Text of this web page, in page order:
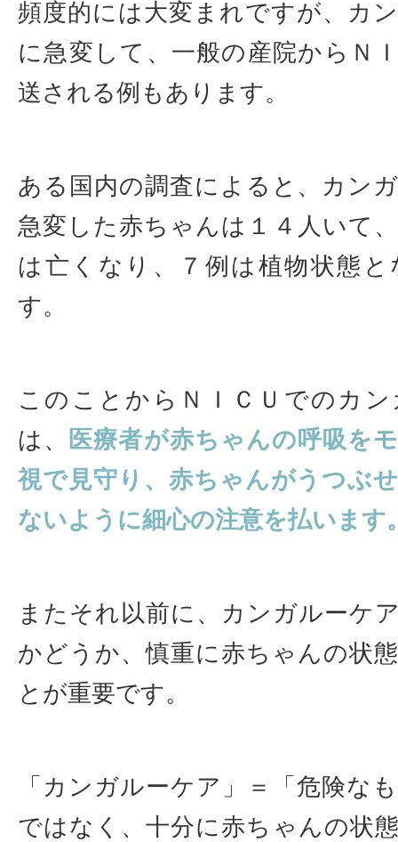
頻度的には大変まれですが、カ
に急変して、一般の産院からＮ
送される例もあります。
ある国内の調査によると、カン
急変した赤ちゃんは１４人いて
は亡くなり、７例は植物状態
す。
このことからＮＩＣＵでのカ
は、
医療者が赤ちゃんの呼吸を
視で見守り、赤ちゃんがうつぶ
ないように細心の注意を払います
またそれ以前に、カンガルーケ
かどうか、慎重に赤ちゃんの状
とが重要です。
「カンガルーケア」＝「危険な
ではなく、十分に赤ちゃんの状